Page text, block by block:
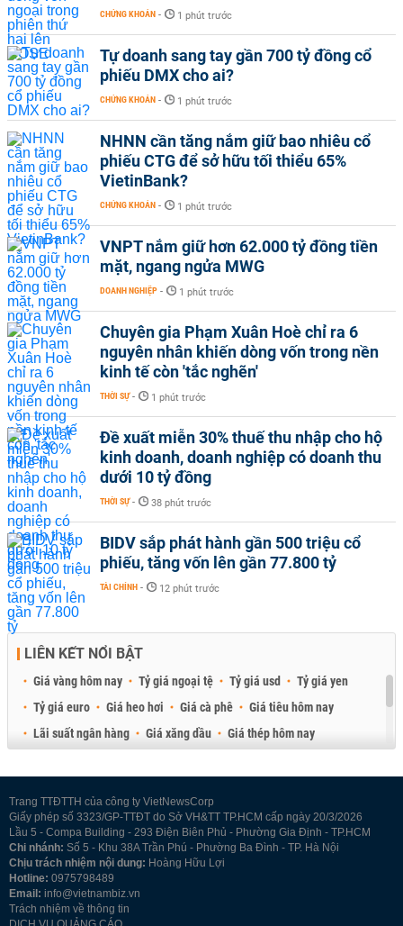
CHỨNG KHOÁN - 1 phút trước
Tự doanh sang tay gần 700 tỷ đồng cổ
phiếu DMX cho ai?
CHỨNG KHOÁN - 1 phút trước
NHNN cần tăng nắm giữ bao nhiêu cổ
phiếu CTG để sở hữu tối thiểu 65%
VietinBank?
CHỨNG KHOÁN - 1 phút trước
VNPT nắm giữ hơn 62.000 tỷ đồng tiền
mặt, ngang ngửa MWG
DOANH NGHIỆP - 1 phút trước
Chuyên gia Phạm Xuân Hoè chỉ ra 6
nguyên nhân khiến dòng vốn trong nền
kinh tế còn 'tắc nghẽn'
THỜI SỰ - 1 phút trước
Đề xuất miễn 30% thuế thu nhập cho hộ
kinh doanh, doanh nghiệp có doanh thu
dưới 10 tỷ đồng
THỜI SỰ - 38 phút trước
BIDV sắp phát hành gần 500 triệu cổ
phiếu, tăng vốn lên gần 77.800 tỷ
TÀI CHÍNH - 12 phút trước
LIÊN KẾT NỔI BẬT
Giá vàng hôm nay Tỷ giá ngoại tệ Tỷ giá usd
Tỷ giá yen
Tỷ giá euro
Giá heo hơi Giá cà phê
Giá tiêu hôm nay
Lãi suất ngân hàng
Giá xăng dầu
Giá thép hôm nay
Trang TTĐTTH của công ty VietNewsCorp
Giấy phép số 3323/GP-TTĐT do Sở VH&TT TP.HCM cấp ngày 20/3/2026
Lầu 5 - Compa Building - 293 Điện Biên Phủ - Phường Gia Định - TP.HCM
Chi nhánh: Số 5 - Khu 38A Trần Phú - Phường Ba Đình - TP. Hà Nội
Chịu trách nhiệm nội dung: Hoàng Hữu Lợi
Hotline: 0975798489
Email: info@vietnambiz.vn
Trách nhiệm về thông tin